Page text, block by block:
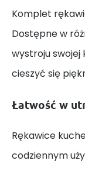
Komplet
Dostępne w
wystroju swojej
cieszyć się
Łatwość w
Rękawice
codziennym